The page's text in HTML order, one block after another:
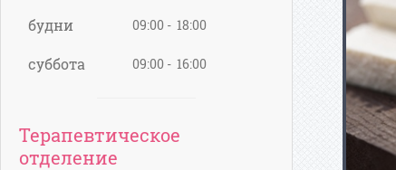
будни 09:00 - 18:00
суббота 09:00 - 16:00
Терапевтическое
отделение